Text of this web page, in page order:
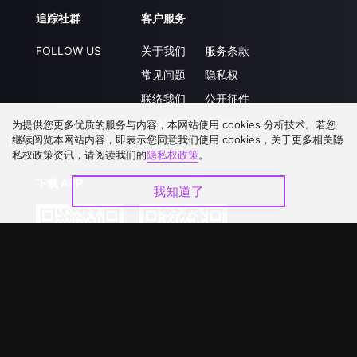
追踪社群
FOLLOW US
客户服务
关于我们
常见问题
联络我们
升级VIP
服务条款
隐私权
公开征件
合作洽談
为提供您更多优质的服务与内容，本网站使用 cookies 分析技术。若您
继续阅览本网站内容，即表示您同意我们使用 cookies，关于更多相关隐
私权政策资讯，请阅读我们的隐私权政策。
我知道了